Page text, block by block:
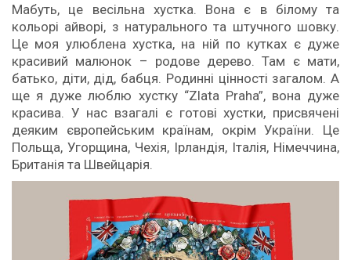
Мабуть, це весільна хустка. Вона є в білому та
кольорі айворі, з натурального та штучного шовку.
Це моя улюблена хустка, на ній по кутках є дуже
красивий малюнок – родове дерево. Там є мати,
батько, діти, дід, бабця. Родинні цінності загалом. А
ще я дуже люблю хустку “Zlata Praha”, вона дуже
красива. У нас взагалі є готові хустки, присвячені
деяким європейським країнам, окрім України. Це
Польща, Угорщина, Чехія, Ірландія, Італія, Німеччина,
Британія та Швейцарія.